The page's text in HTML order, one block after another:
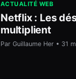
ACTUALITÉ WEB
Netflix : Les
multiplient
Par Guillaume Her • 31